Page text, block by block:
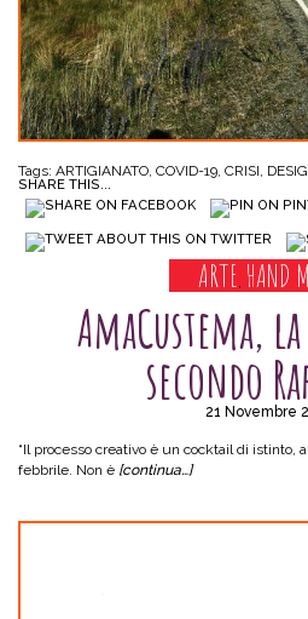
Tags: ARTIGIANATO, COVID-19, CRISI,
SHARE THIS...
ARTE , HAND
AmaCustema,
secondo
21 Novembre
“Il processo creativo è un cocktail di istinto,
febbrile. Non è [continua…]